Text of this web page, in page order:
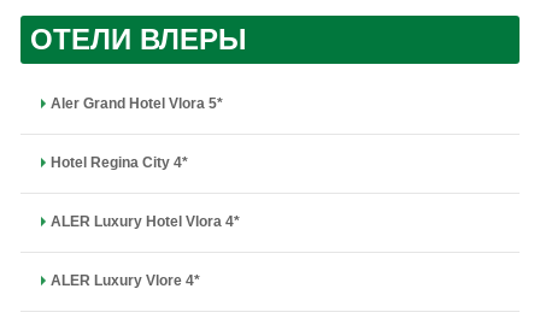
ОТЕЛИ ВЛЕРЫ
Aler Grand Hotel Vlora 5*
Hotel Regina City 4*
ALER Luxury Hotel Vlora 4*
ALER Luxury Vlore 4*